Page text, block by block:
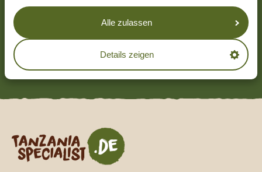
Alle zulassen
Details zeigen
4833+ Reviews
MEHR LESEN
Tanzania Specialist